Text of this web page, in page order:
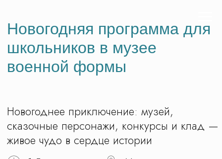
1,5 часа
Новогоднее приключение: музей,
Новогодняя программа для
школьников в музее
военной формы
Москва